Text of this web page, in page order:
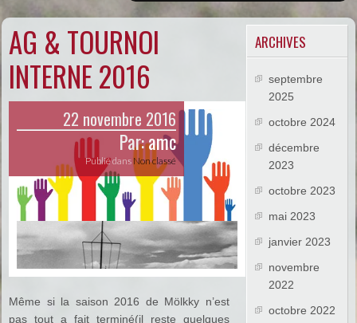
AG & TOURNOI
INTERNE 2016
22 novembre 2016
Par:amc
Publié dans Non classé
Même si la saison 2016 de Mölkky n’est
pas tout a fait terminé(il reste quelques
ARCHIVES
septembre
2025
octobre 2024
décembre
2023
octobre 2023
mai 2023
janvier 2023
novembre
2022
octobre 2022